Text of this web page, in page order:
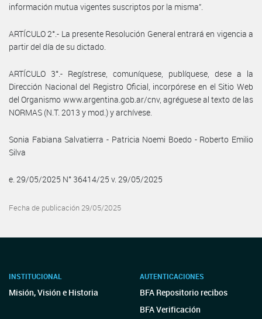
información mutua vigentes suscriptos por la misma”.
ARTÍCULO 2°.- La presente Resolución General entrará en vigencia a
partir del día de su dictado.
ARTÍCULO 3°.- Regístrese, comuníquese, publíquese, dese a la
Dirección Nacional del Registro Oficial, incorpórese en el Sitio Web
del Organismo www.argentina.gob.ar/cnv, agréguese al texto de las
NORMAS (N.T. 2013 y mod.) y archívese.
Sonia Fabiana Salvatierra - Patricia Noemi Boedo - Roberto Emilio
Silva
e. 29/05/2025 N° 36414/25 v. 29/05/2025
Fecha de publicación 29/05/2025
INSTITUCIONAL
Misión, Visión e Historia
AUTENTICACIONES
BFA Repositorio recibos
BFA Verificación